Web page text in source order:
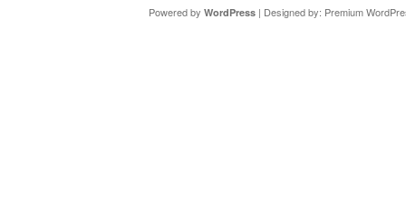
Powered by WordPress| Designed by: Premium